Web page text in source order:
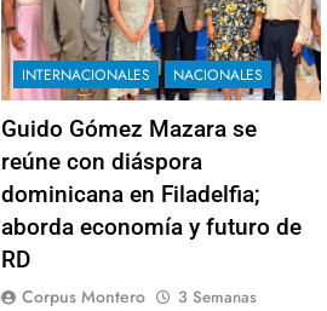
INTERNACIONALES NACIONALES
Guido Gómez Mazara se
reúne con diáspora
dominicana en Filadelfia;
aborda economía y futuro de
RD
Corpus Montero
3 Semanas